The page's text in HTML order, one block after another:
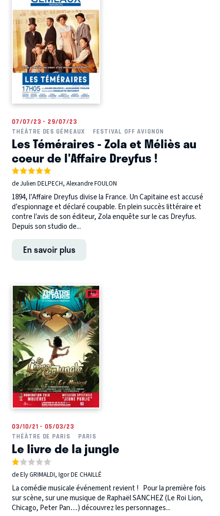
07/07/23 - 29/07/23
THÉÂTRE DES GÉMEAUX
FESTIVAL OFF AVIGNON
Les Téméraires - Zola et Méliès au
coeur de l'Affaire Dreyfus !
de Julien DELPECH, Alexandre FOULON
1894, l’Affaire Dreyfus divise la France. Un Capitaine est accusé
d’espionnage et déclaré coupable. En plein succès littéraire et
contre l’avis de son éditeur, Zola enquête sur le cas Dreyfus.
Depuis son studio de...
En savoir plus
03/10/21 - 05/03/23
THÉÂTRE DE PARIS
PARIS
Le livre de la jungle
de Ely GRIMALDI, Igor DE CHAILLÉ
La comédie musicale événement revient ! Pour la première fois
sur scène, sur une musique de Raphaël SANCHEZ (Le Roi Lion,
Chicago, Peter Pan…) découvrez les personnages...